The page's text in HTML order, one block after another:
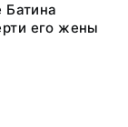
Батина
его жены